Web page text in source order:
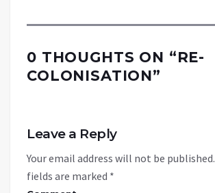
0 THOUGHTS ON “RE-
COLONISATION”
Leave a Reply
Your email address will not be published.
fields are marked *